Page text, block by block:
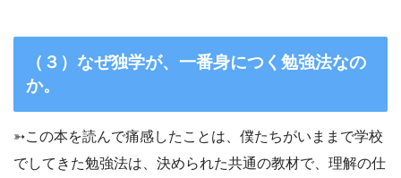
（３）なぜ独学が、一番身につく勉強法なの
か。
➳この本を読んで痛感したことは、僕たちがいままで学校
でしてきた勉強法は、決められた共通の教材で、理解の仕